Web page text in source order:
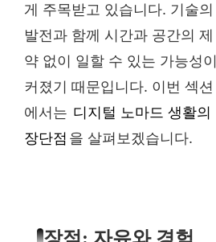
게 주목받고 있습니다. 기술의
발전과 함께 시간과 공간의 제
약 없이 일할 수 있는 가능성이
커졌기 때문입니다. 이번 섹션
에서는 디지털 노마드 생활의
장단점 을 살펴보겠습니다.
장점: 자유와 경험